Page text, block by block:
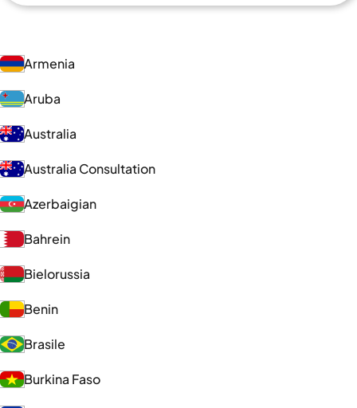
Armenia
Aruba
Australia
Australia Consultation
Azerbaigian
Bahrein
Bielorussia
Benin
Brasile
Burkina Faso